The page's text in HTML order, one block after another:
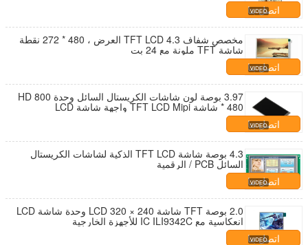
اتصل بنا
مخصص شفاف 4.3 TFT LCD العرض ، 480 * 272 نقطة
شاشة TFT ملونة مع 24 بت
اتصل بنا
3.97 بوصة لون شاشات الكريستال السائل وحدة HD 800
* 480 شاشة TFT LCD Mipi واجهة شاشة LCD
اتصل بنا
4.3 بوصة شاشة TFT LCD الذكية لشاشات الكريستال
السائل PCB / الرقمية
اتصل بنا
2.0 بوصة TFT شاشة LCD 320 × 240 وحدة شاشة LCD
انعكاسية مع IC ILI9342C للأجهزة الخارجية
اتصل بنا